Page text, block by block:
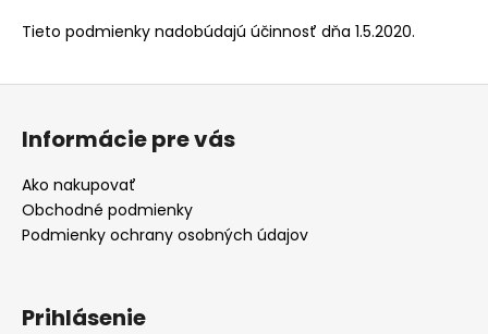
Tieto podmienky nadobúdajú účinnosť dňa 1.5.2020.
Z
Informácie pre vás
Ako nakupovať
Obchodné podmienky
Podmienky ochrany osobných údajov
Prihlásenie